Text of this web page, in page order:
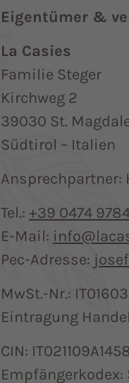
Eigentümer &
La Casies
Familie Steger
Kirchweg 2
39030 St.
Südtirol – Italien
Ansprechpartner:
Tel.: +39 0474
E-Mail:
Pec-Adresse:
MwSt.-Nr.:
Eintragung
CIN:
Empfängerkodex: